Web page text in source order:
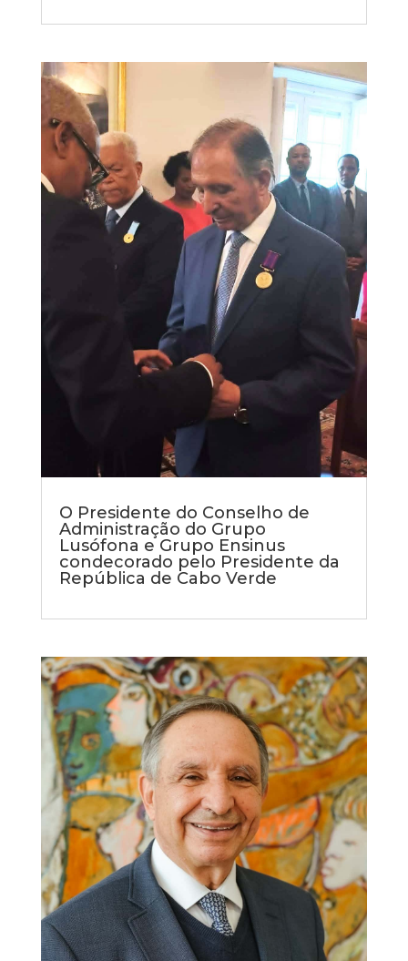
O Presidente do Conselho de
Administração do Grupo
Lusófona e Grupo Ensinus
condecorado pelo Presidente da
República de Cabo Verde